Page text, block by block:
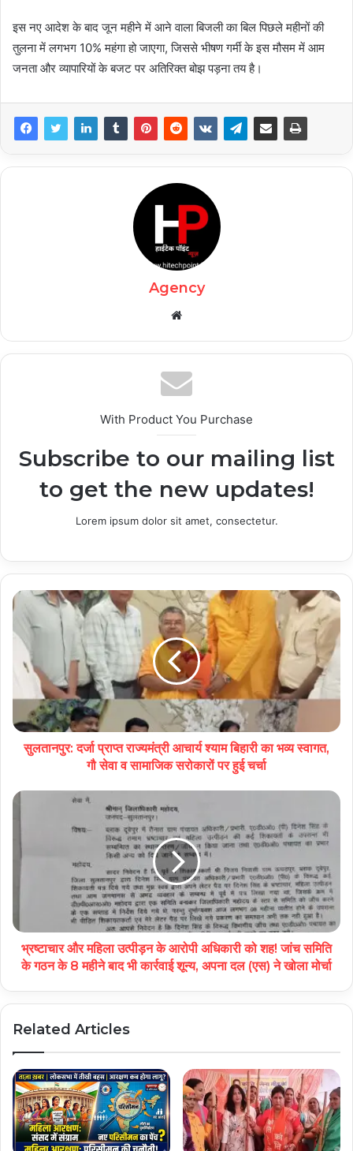
इस नए आदेश के बाद जून महीने में आने वाला बिजली का बिल पिछले महीनों की
तुलना में लगभग 10% महंगा हो जाएगा, जिससे भीषण गर्मी के इस मौसम में आम
जनता और व्यापारियों के बजट पर अतिरिक्त बोझ पड़ना तय है।
Agency
Website
With Product You Purchase
Subscribe to our mailing list
to get the new updates!
Lorem ipsum dolor sit amet, consectetur.
सुलतानपुर: दर्जा प्राप्त राज्यमंत्री आचार्य श्याम बिहारी का भव्य स्वागत,
गौ सेवा व सामाजिक सरोकारों पर हुई चर्चा
भ्रष्टाचार और महिला उत्पीड़न के आरोपी अधिकारी को शह! जांच समिति
के गठन के 8 महीने बाद भी कार्रवाई शून्य, अपना दल (एस) ने खोला मोर्चा
Related Articles